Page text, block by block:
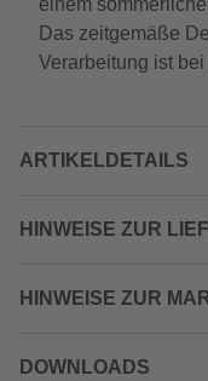
einem
Das zeitgemäße
Verarbeitung ist
ARTIKELDETAILS
HINWEISE ZUR
HINWEISE ZUR
DOWNLOADS